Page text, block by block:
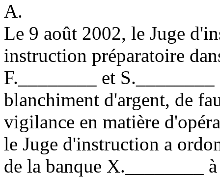
A.
Le 9 août 2002, le Juge
instruction préparatoire
F.________ et
blanchiment d'argent, de
vigilance en matière
le Juge d'instruction a
de la banque X.________